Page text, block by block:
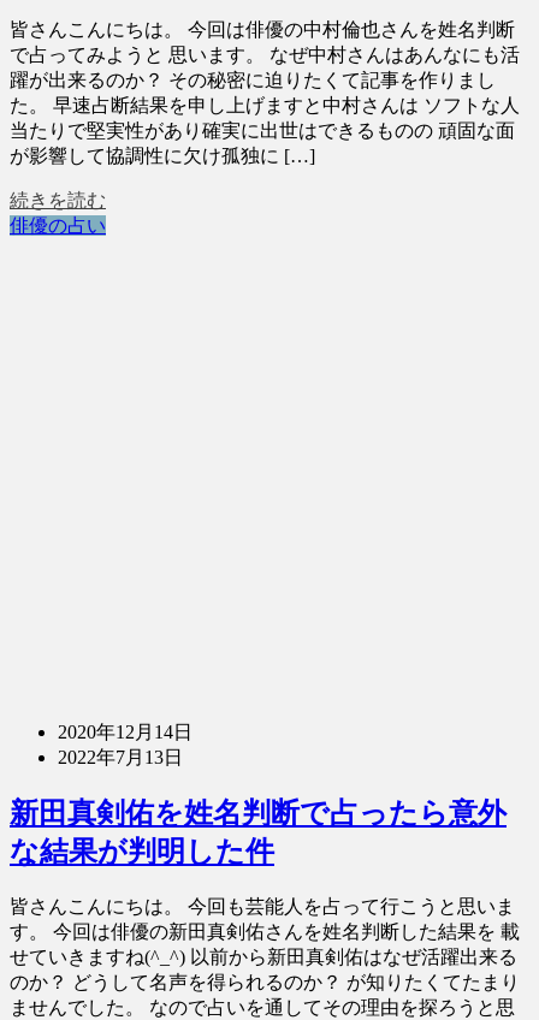
皆さんこんにちは。 今回は俳優の中村倫也さんを姓名判断
で占ってみようと 思います。 なぜ中村さんはあんなにも活
躍が出来るのか？ その秘密に迫りたくて記事を作りまし
た。 早速占断結果を申し上げますと中村さんは ソフトな人
当たりで堅実性があり確実に出世はできるものの 頑固な面
が影響して協調性に欠け孤独に […]
続きを読む
俳優の占い
2020年12月14日
2022年7月13日
新田真剣佑を姓名判断で占ったら意外
な結果が判明した件
皆さんこんにちは。 今回も芸能人を占って行こうと思いま
す。 今回は俳優の新田真剣佑さんを姓名判断した結果を 載
せていきますね(^_^) 以前から新田真剣佑はなぜ活躍出来る
のか？ どうして名声を得られるのか？ が知りたくてたまり
ませんでした。 なので占いを通してその理由を探ろうと思